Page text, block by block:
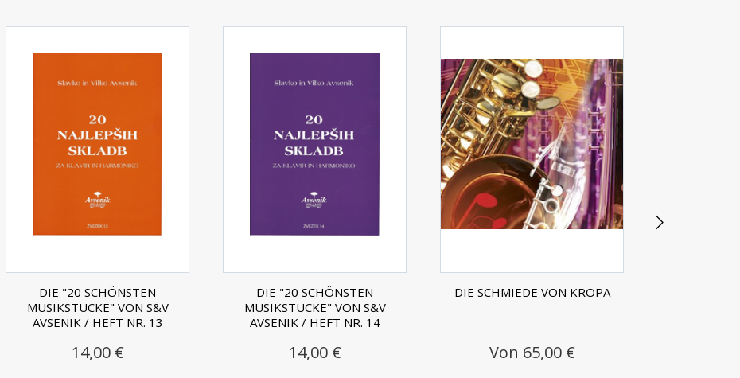
DIE "20 SCHÖNSTEN
MUSIKSTÜCKE" VON S&V
AVSENIK / HEFT NR. 13
14,00 €
DIE "20 SCHÖNSTEN
MUSIKSTÜCKE" VON S&V
AVSENIK / HEFT NR. 14
14,00 €
DIE SCHMIEDE VON KROPA
Von 65,00 €